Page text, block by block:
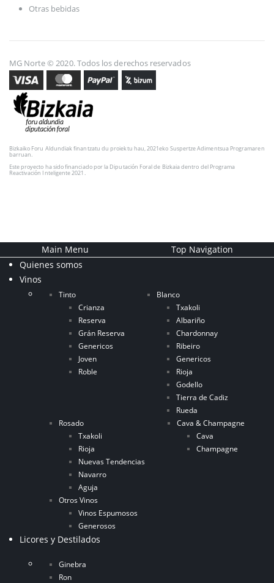
Otras bebidas
MG Norte © 2020. Todos los derechos reservados
Bizkaiko Foru Aldundiak finantzatu du proiektu hau, 2021eko Suspertze Adimentsua Programaren
barruan.
Este proyecto ha sido financiado por la Diputación Foral de Bizkaia dentro del Programa
Reactivación Inteligente 2021.
Main Menu
Top Navigation
Quienes somos
Vinos
Tinto
Crianza
Reserva
Grán Reserva
Genericos
Joven
Roble
Blanco
Txakoli
Albariño
Chardonnay
Ribeiro
Genericos
Rioja
Godello
Tierra de Cadiz
Rueda
Rosado
Txakoli
Rioja
Nuevas Tendencias
Navarro
Aguja
Cava & Champagne
Cava
Champagne
Otros Vinos
Vinos Espumosos
Generosos
Licores y Destilados
Ginebra
Ron